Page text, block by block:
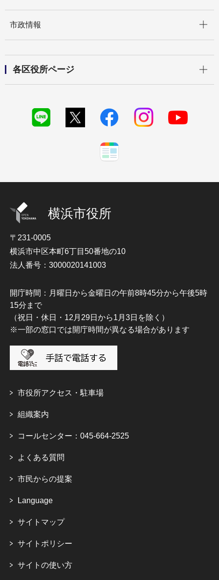
市政情報
各区役所ページ
横浜市役所
〒231-0005
横浜市中区本町6丁目50番地の10
法人番号：3000020141003
開庁時間：月曜日から金曜日の午前8時45分から午後5時
15分まで
（祝日・休日・12月29日から1月3日を除く）
※一部の窓口では開庁時間が異なる場合があります
市役所アクセス・駐車場
組織案内
コールセンター：045-664-2525
よくある質問
市民からの提案
Language
サイトマップ
サイトポリシー
サイトの使い方